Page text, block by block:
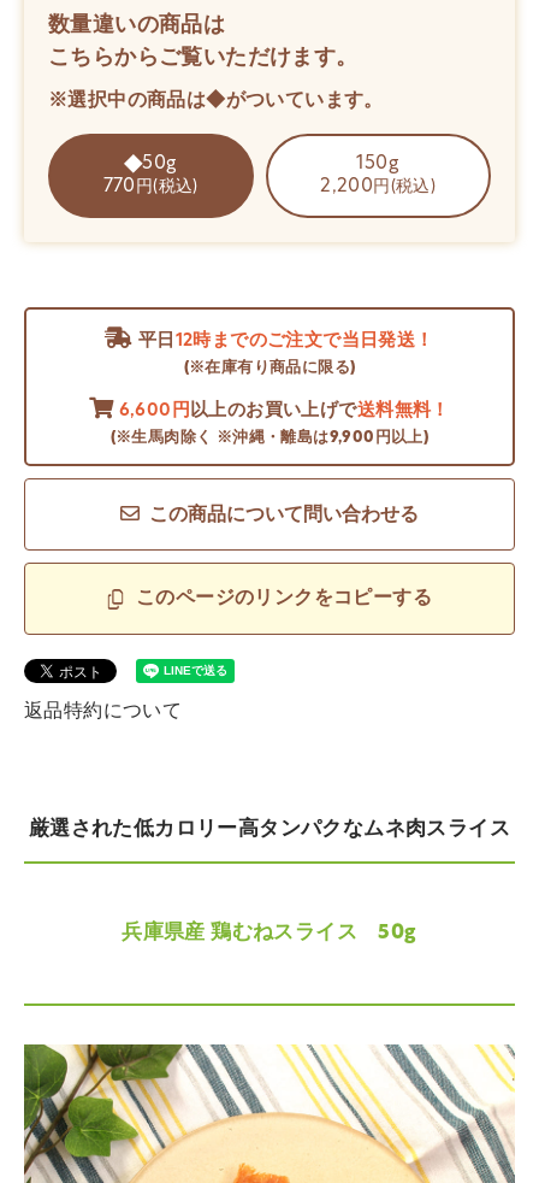
数量違いの商品は
こちらからご覧いただけます。
※選択中の商品は◆がついています。
50g
770 円(税込)
150g
2,200 円(税込)
平日 12時までのご注文で当日発送！
(※在庫有り商品に限る)
6,600円 以上のお買い上げで送料無料！
(※生馬肉除く ※沖縄・離島は9,900円以上)
この商品について問い合わせる
このページのリンクをコピーする
返品特約について
厳選された低カロリー高タンパクなムネ肉スライス
兵庫県産 鶏むねスライス 50g